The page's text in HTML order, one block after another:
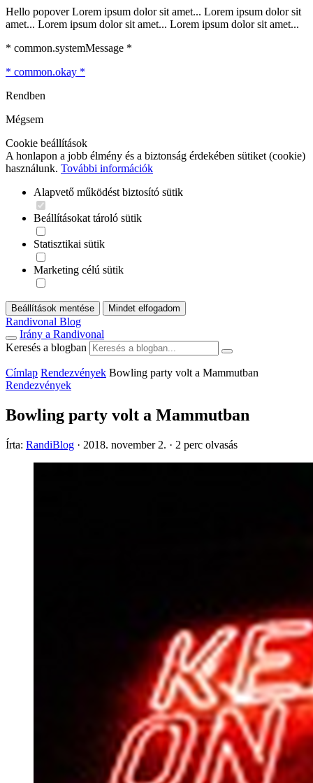
Hello popover Lorem ipsum dolor sit amet... Lorem ipsum dolor sit
amet... Lorem ipsum dolor sit amet... Lorem ipsum dolor sit amet...
* common.systemMessage *
* common.okay *
Rendben
Mégsem
Cookie beállítások
A honlapon a jobb élmény és a biztonság érdekében sütiket (cookie)
használunk. További információk
Alapvető működést biztosító sütik
Beállításokat tároló sütik
Statisztikai sütik
Marketing célú sütik
Beállítások mentése Mindet elfogadom
Randivonal Blog
Irány a Randivonal
Keresés a blogban
Címlap Rendezvények Bowling party volt a Mammutban
Rendezvények
Bowling party volt a Mammutban
Írta: RandiBlog · 2018. november 2. · 2 perc olvasás